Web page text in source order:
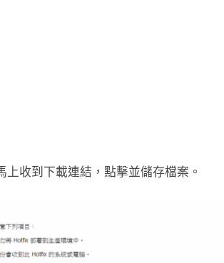
上收到下載連結，點擊並儲存檔案。